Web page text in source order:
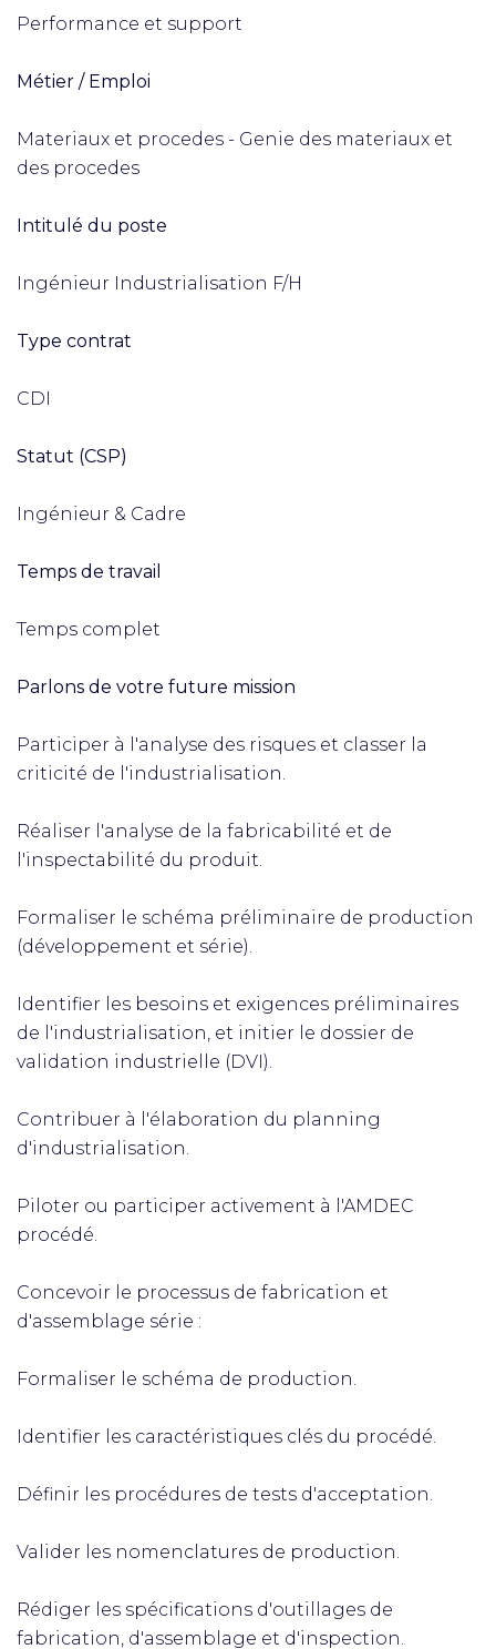
Performance et support
Métier / Emploi
Materiaux et procedes - Genie des materiaux et
des procedes
Intitulé du poste
Ingénieur Industrialisation F/H
Type contrat
CDI
Statut (CSP)
Ingénieur & Cadre
Temps de travail
Temps complet
Parlons de votre future mission
Participer à l'analyse des risques et classer la
criticité de l'industrialisation.
Réaliser l'analyse de la fabricabilité et de
l'inspectabilité du produit.
Formaliser le schéma préliminaire de production
(développement et série).
Identifier les besoins et exigences préliminaires
de l'industrialisation, et initier le dossier de
validation industrielle (DVI).
Contribuer à l'élaboration du planning
d'industrialisation.
Piloter ou participer activement à l'AMDEC
procédé.
Concevoir le processus de fabrication et
d'assemblage série :
Formaliser le schéma de production.
Identifier les caractéristiques clés du procédé.
Définir les procédures de tests d'acceptation.
Valider les nomenclatures de production.
Rédiger les spécifications d'outillages de
fabrication, d'assemblage et d'inspection.